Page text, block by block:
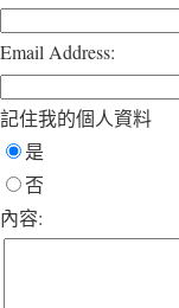
Email Address:
記住我的個人資料
是
否
內容: